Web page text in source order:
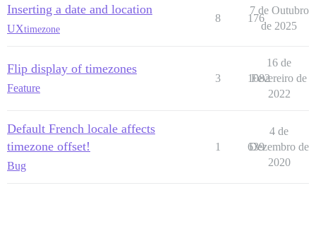
Inserting a date and location
UXtimezone
8 176
7 de Outubro
de 2025
Flip display of timezones
Feature
3 1082
16 de
Fevereiro de
2022
Default French locale affects
timezone offset!
Bug
1 639
4 de
Dezembro de
2020